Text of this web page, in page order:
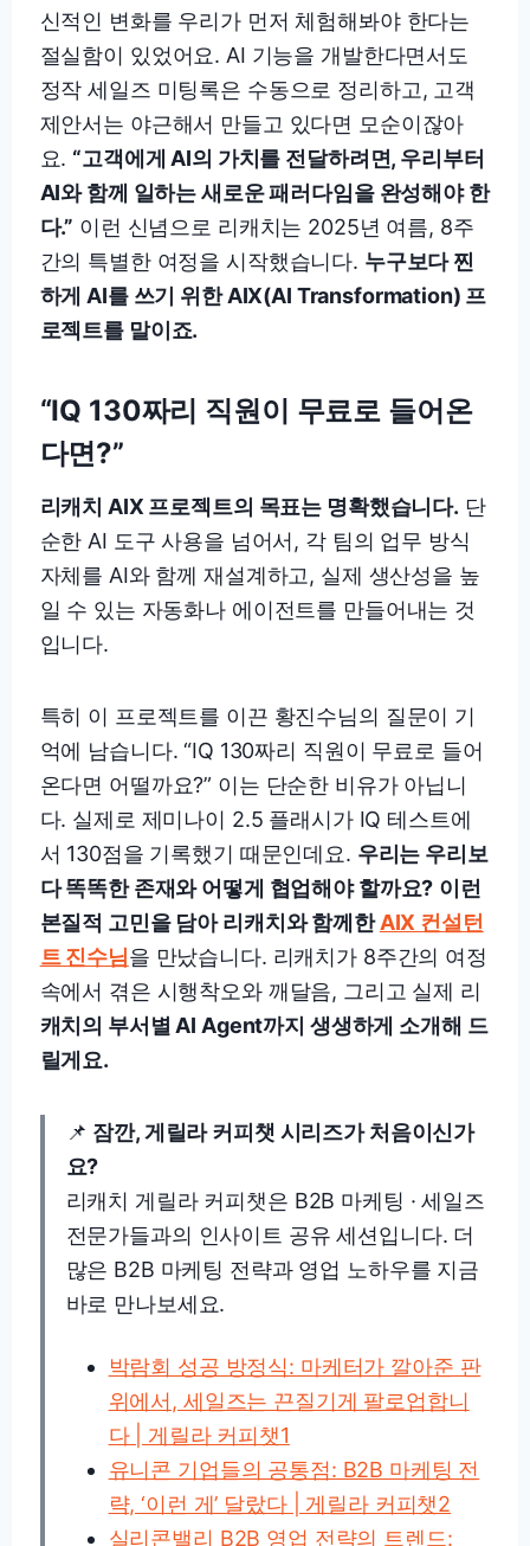
신적인 변화를 우리가 먼저 체험해봐야 한다는
절실함이 있었어요. AI 기능을 개발한다면서도
정작 세일즈 미팅록은 수동으로 정리하고, 고객
제안서는 야근해서 만들고 있다면 모순이잖아
요. “고객에게 AI의 가치를 전달하려면, 우리부터
AI와 함께 일하는 새로운 패러다임을 완성해야 한
다.” 이런 신념으로 리캐치는 2025년 여름, 8주
간의 특별한 여정을 시작했습니다. 누구보다 찐
하게 AI를 쓰기 위한 AIX(AI Transformation) 프
로젝트를 말이죠.
“IQ 130짜리 직원이 무료로 들어온
다면?”
리캐치 AIX 프로젝트의 목표는 명확했습니다. 단
순한 AI 도구 사용을 넘어서, 각 팀의 업무 방식
자체를 AI와 함께 재설계하고, 실제 생산성을 높
일 수 있는 자동화나 에이전트를 만들어내는 것
입니다.
특히 이 프로젝트를 이끈 황진수님의 질문이 기
억에 남습니다. “IQ 130짜리 직원이 무료로 들어
온다면 어떨까요?” 이는 단순한 비유가 아닙니
다. 실제로 제미나이 2.5 플래시가 IQ 테스트에
서 130점을 기록했기 때문인데요. 우리는 우리보
다 똑똑한 존재와 어떻게 협업해야 할까요? 이런
본질적 고민을 담아 리캐치와 함께한AIX 컨설턴
트 진수님을 만났습니다. 리캐치가 8주간의 여정
속에서 겪은 시행착오와 깨달음, 그리고 실제 리
캐치의 부서별 AI Agent까지 생생하게 소개해 드
릴게요.
📌 잠깐, 게릴라 커피챗 시리즈가 처음이신가
요?
리캐치 게릴라 커피챗은 B2B 마케팅 · 세일즈
전문가들과의 인사이트 공유 세션입니다. 더
많은 B2B 마케팅 전략과 영업 노하우를 지금
바로 만나보세요.
박람회 성공 방정식: 마케터가 깔아준 판
위에서, 세일즈는 끈질기게 팔로업합니
다 | 게릴라 커피챗1
유니콘 기업들의 공통점: B2B 마케팅 전
략, ‘이런 게’ 달랐다 | 게릴라 커피챗2
실리콘밸리 B2B 영업 전략의 트렌드: